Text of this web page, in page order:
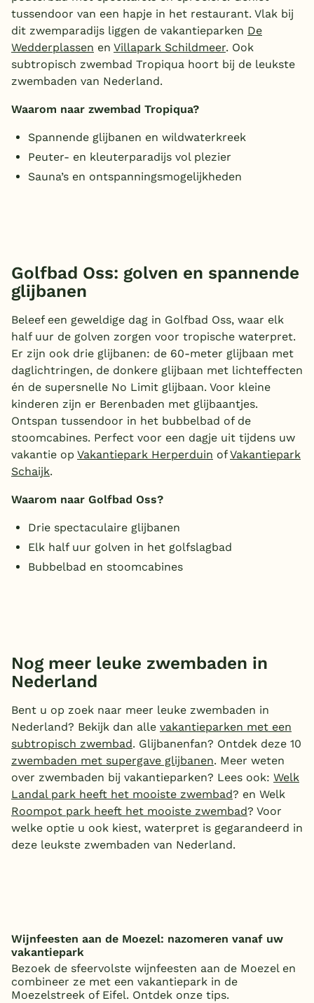
tussendoor van een hapje in het restaurant. Vlak bij
dit zwemparadijs liggen de vakantieparken De
Wedderplassen en Villapark Schildmeer. Ook
subtropisch zwembad Tropiqua hoort bij de leukste
zwembaden van Nederland.
Waarom naar zwembad Tropiqua?
Spannende glijbanen en wildwaterkreek
Peuter- en kleuterparadijs vol plezier
Sauna’s en ontspanningsmogelijkheden
Golfbad Oss: golven en spannende
glijbanen
Beleef een geweldige dag in Golfbad Oss, waar elk
half uur de golven zorgen voor tropische waterpret.
Er zijn ook drie glijbanen: de 60-meter glijbaan met
daglichtringen, de donkere glijbaan met lichteffecten
én de supersnelle No Limit glijbaan. Voor kleine
kinderen zijn er Berenbaden met glijbaantjes.
Ontspan tussendoor in het bubbelbad of de
stoomcabines. Perfect voor een dagje uit tijdens uw
vakantie op Vakantiepark Herperduin ofVakantiepark
Schaijk.
Waarom naar Golfbad Oss?
Drie spectaculaire glijbanen
Elk half uur golven in het golfslagbad
Bubbelbad en stoomcabines
Nog meer leuke zwembaden in
Nederland
Bent u op zoek naar meer leuke zwembaden in
Nederland? Bekijk dan alle vakantieparken met een
subtropisch zwembad. Glijbanenfan? Ontdek deze 10
zwembaden met supergave glijbanen. Meer weten
over zwembaden bij vakantieparken? Lees ook: Welk
Landal park heeft het mooiste zwembad? en Welk
Roompot park heeft het mooiste zwembad? Voor
welke optie u ook kiest, waterpret is gegarandeerd in
deze leukste zwembaden van Nederland.
Wijnfeesten aan de Moezel: nazomeren vanaf uw
vakantiepark
Bezoek de sfeervolste wijnfeesten aan de Moezel en
combineer ze met een vakantiepark in de
Moezelstreek of Eifel. Ontdek onze tips.